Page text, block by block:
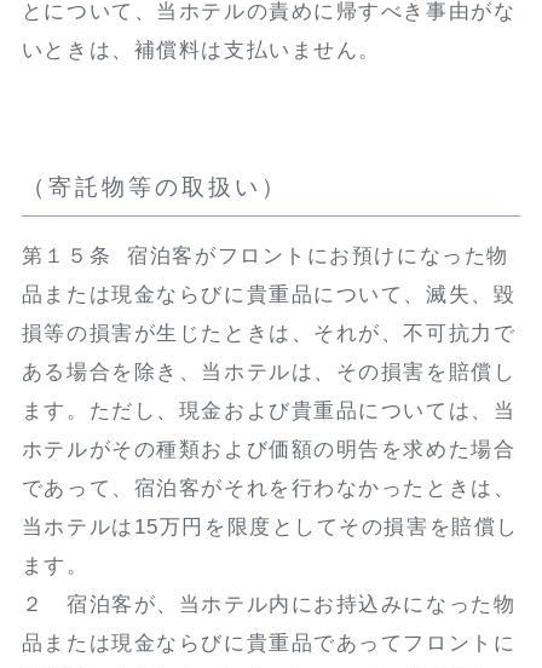
とについて、当ホテルの責めに帰すべき事由がな
いときは、補償料は支払いません。
（寄託物等の取扱い）
第１５条 宿泊客がフロントにお預けになった物
品または現金ならびに貴重品について、滅失、毀
損等の損害が生じたときは、それが、不可抗力で
ある場合を除き、当ホテルは、その損害を賠償し
ます。ただし、現金および貴重品については、当
ホテルがその種類および価額の明告を求めた場合
であって、宿泊客がそれを行わなかったときは、
当ホテルは15万円を限度としてその損害を賠償し
ます。
２ 宿泊客が、当ホテル内にお持込みになった物
品または現金ならびに貴重品であってフロントに